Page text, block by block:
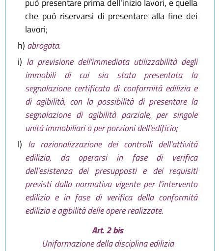
può presentare prima dell'inizio lavori, e quella
che può riservarsi di presentare alla fine dei
lavori;
h) abrogata.
i) la previsione dell'immediata utilizzabilità degli
immobili di cui sia stata presentata la
segnalazione certificata di conformità edilizia e
di agibilità, con la possibilità di presentare la
segnalazione di agibilità parziale, per singole
unità immobiliari o per porzioni dell'edificio;
l) la razionalizzazione dei controlli dell'attività
edilizia, da operarsi in fase di verifica
dell'esistenza dei presupposti e dei requisiti
previsti dalla normativa vigente per l'intervento
edilizio e in fase di verifica della conformità
edilizia e agibilità delle opere realizzate.
Art. 2 bis
Uniformazione della disciplina edilizia